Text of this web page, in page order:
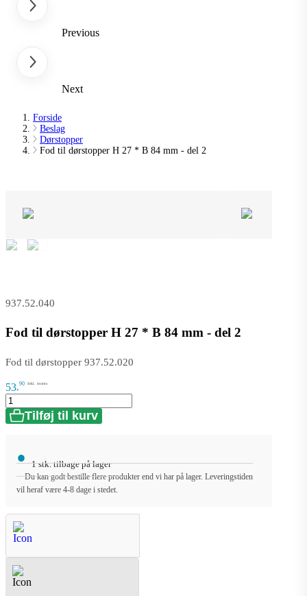
Previous
Next
Forside
Beslag
Dørstopper
Fod til dørstopper H 27 * B 84 mm - del 2
937.52.040
Fod til dørstopper H 27 * B 84 mm - del 2
Fod til dørstopper 937.52.020
53 90 Inkl. moms
Tilføj til kurv
• 1 stk. tilbage på lager
Du kan godt bestille flere produkter end vi har på lager. Leveringstiden
vil heraf være 4-8 dage i stedet.
Spørgsmål & Svar